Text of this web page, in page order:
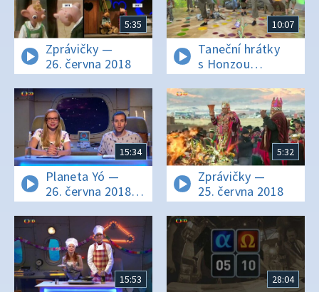
5:35
Zprávičky —
26. června 2018
10:07
Taneční hrátky
s Honzou
Onderem —
Tanec trampů
15:34
Planeta Yó —
26. června 2018
16:25
5:32
Zprávičky —
25. června 2018
15:53 28:04